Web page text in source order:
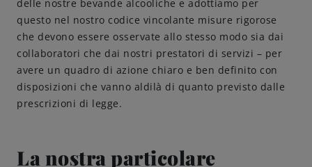
Come servire
Birrificazione
Birreria di famiglia
delle nostre bevande alcooliche e adottiamo per
questo nel nostro codice vincolante misure rigorose
che devono essere osservate allo stesso modo sia dai
collaboratori che dai nostri prestatori di servizi – per
avere un quadro di azione chiaro e ben definito con
disposizioni che vanno aldilà di quanto previsto dalle
prescrizioni di legge.
La nostra particolare